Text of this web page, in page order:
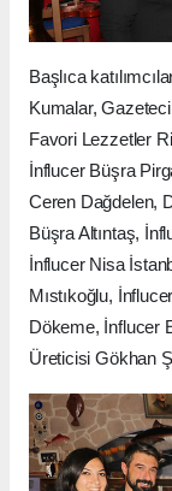
Başlıca
Kumalar,
Favori Lezzetler
İnflucer Büşra
Ceren Dağdelen,
Büşra Altıntaş,
İnflucer Nisa
Mıstıkoğlu,
Dökeme, İnflucer
Üreticisi Gökhan